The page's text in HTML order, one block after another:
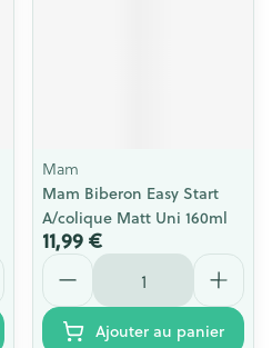
Mam
Mam Biberon Easy Start
A/colique Matt Uni 160ml
11,99 €
Quantité
Ajouter au panier